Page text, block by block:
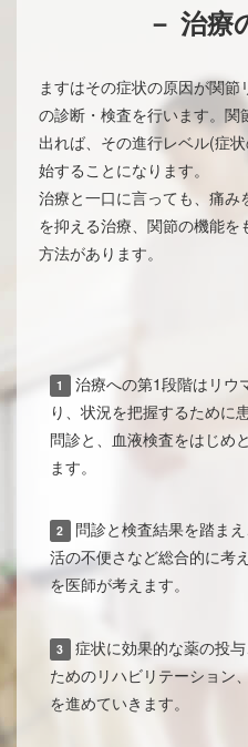
－ 治療
ますはその症状の原因が関
の診断・検査を行います。
出れば、その進行レベル(症
始することになります。
治療と一口に言っても、痛
を抑える治療、関節の機能
方法があります。
1 治療への第1段階はリウ
り、状況を把握するために
問診と、血液検査をはじめ
ます。
2 問診と検査結果を踏ま
活の不便さなど総合的に考
を医師が考えます。
3 症状に効果的な薬の投
ためのリハビリテーション
を進めていきます。